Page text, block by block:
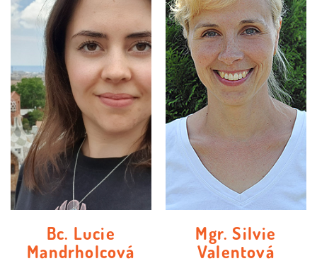
Bc. Lucie
Mandrholcová
Mgr. Silvie
Valentová